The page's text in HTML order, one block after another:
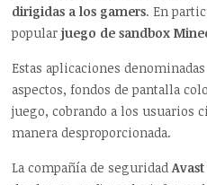
dirigidas a los gamers. En
popular juego de sandbox
Estas aplicaciones denominadas
aspectos, fondos de pantalla
juego, cobrando a los usuarios
manera desproporcionada.
La compañía de seguridadAvast